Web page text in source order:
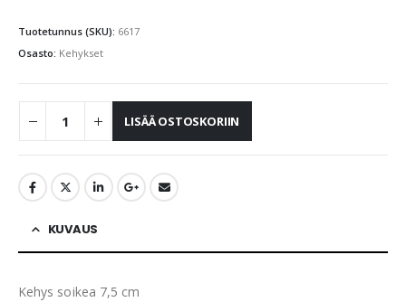
Tuotetunnus (SKU): 6617
Osasto: Kehykset
LISÄÄ OSTOSKORIIN
KUVAUS
Kehys soikea 7,5 cm